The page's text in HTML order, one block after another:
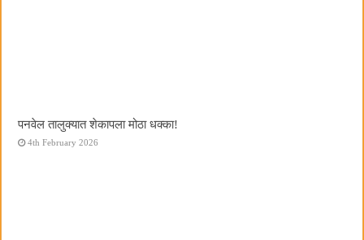
पनवेल तालुक्यात शेकापला मोठा धक्का!
4th February 2026